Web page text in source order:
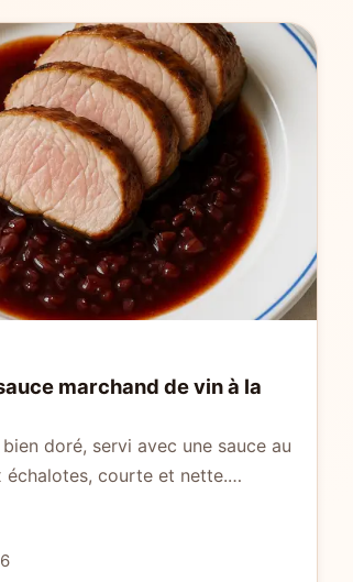
marchand de vin à la
doré, servi avec une sauce au
échalotes, courte et nette.…